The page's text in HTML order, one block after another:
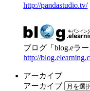
http://pandastudio.tv/
ブログ「blog.eラー
http://
アーカイブ
アーカイブ